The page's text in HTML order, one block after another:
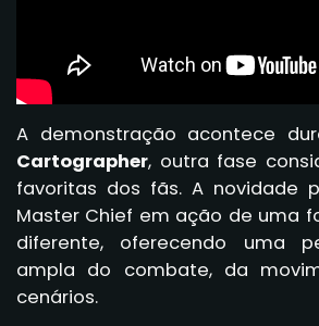
A demonstração acontece
Cartographer, outra fase
favoritas dos fãs. A novidade
Master Chief em ação de uma
diferente, oferecendo uma
ampla do combate, da
cenários.